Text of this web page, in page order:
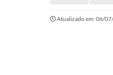
Atualizado em: 06/